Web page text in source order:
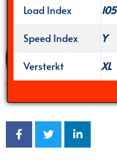
Load Index
105
Speed Index
Y
Versterkt
XL